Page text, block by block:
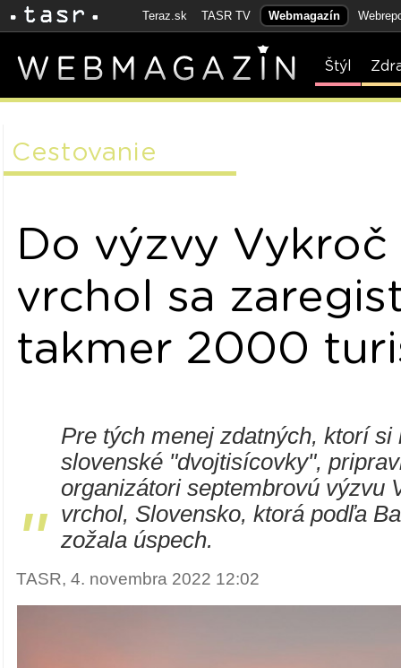
Teraz.sk TASR TV Webmagazín
Štýl
Cestovanie
Do výzvy Vykroč
vrchol sa
takmer 2000
"
Pre tých menej zdatných, ktorí si
slovenské "dvojtisícovky",
organizátori septembrovú výzvu
vrchol, Slovensko, ktorá podľa
zožala úspech.
TASR, 4. novembra 2022 12:02